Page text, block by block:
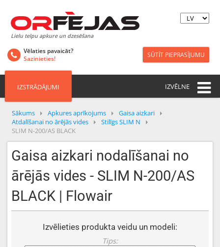
Lielu telpu apkure un dzesēšana
Vēlaties pavaicāt?
Sazinieties!
SŪTĪT PIEPRASĪJUMU
IZSTRĀDĀJUMI IZVĒLNE
Sākums Apkures aprīkojums
Gaisa aizkari
Atdalīšanai no ārējās vides
Stilīgs SLIM N
SLIM N-200/AS BLACK
Gaisa aizkari nodalīšanai no
ārējās vides - SLIM N-200/AS
BLACK | Flowair
Izvēlieties produkta veidu un modeli:
Tips: